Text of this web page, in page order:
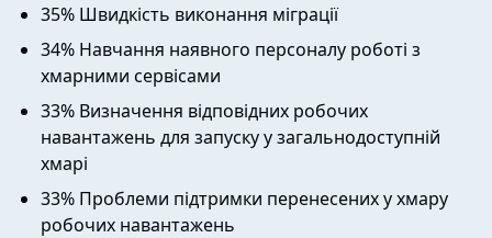
35% Швидкість виконання міграції
34% Навчання наявного персоналу роботі з
хмарними сервісами
33% Визначення відповідних робочих
навантажень для запуску у загальнодоступній
хмарі
33% Проблеми підтримки перенесених у хмару
робочих навантажень